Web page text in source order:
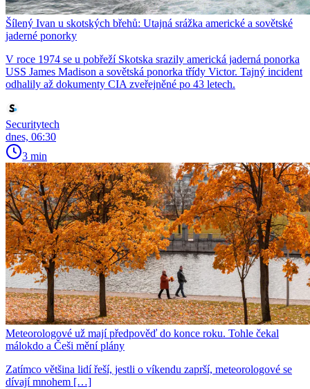
Šílený Ivan u skotských břehů: Utajná srážka americké a sovětské
jaderné ponorky
V roce 1974 se u pobřeží Skotska srazily americká jaderná ponorka
USS James Madison a sovětská ponorka třídy Victor. Tajný incident
odhalily až dokumenty CIA zveřejněné po 43 letech.
Securitytech
dnes, 06:30
3 min
Meteorologové už mají předpověď do konce roku. Tohle čekal
málokdo a Češi mění plány
Zatímco většina lidí řeší, jestli o víkendu zaprší, meteorologové se
dívají mnohem […]